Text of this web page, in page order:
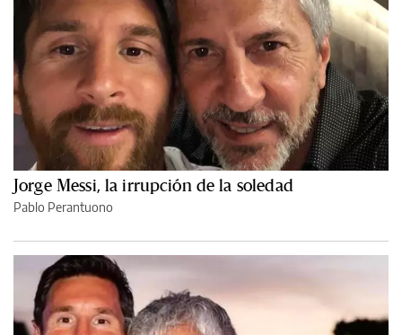
Jorge Messi, la irrupción de la soledad
Pablo Perantuono